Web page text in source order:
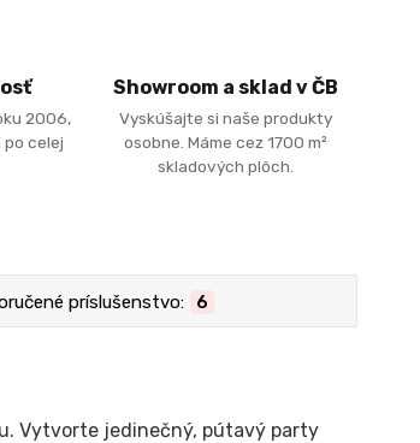
2006,
po celej
Showroom a sklad v ČB
Vyskúšajte si naše produkty
osobne. Máme cez 1700 m²
skladových plôch.
príslušenstvo: 6
Vytvorte jedinečný, pútavý party